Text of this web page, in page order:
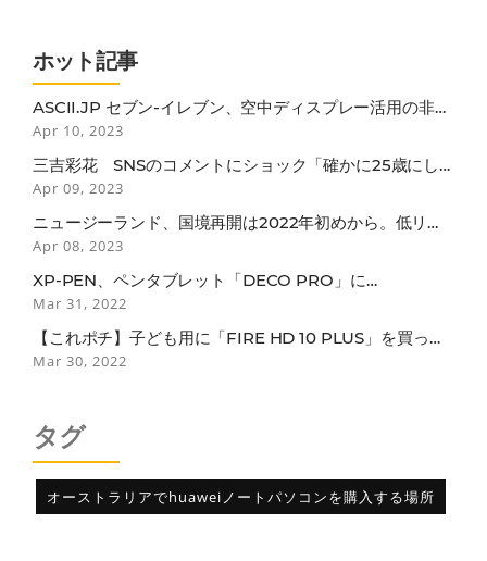
ホット記事
ASCII.JP セブン-イレブン、空中ディスプレー活用の非接
触セルフレジ
Apr 10, 2023
三吉彩花 SNSのコメントにショック「確かに25歳にし
ては垂れているかも…」
Apr 09, 2023
ニュージーランド、国境再開は2022年初めから。低リス
ク国のワクチン接種者は隔離免除
Apr 08, 2023
XP-PEN、ペンタブレット「DECO PRO」に
BLUETOOTH接続モデル
Mar 31, 2022
【これポチ】子ども用に「FIRE HD 10 PLUS」を買った
らなぜか子どもよりも自分がガッツリ使ってしまっている
Mar 30, 2022
タグ
オーストラリアでhuaweiノートパソコンを購入する場所